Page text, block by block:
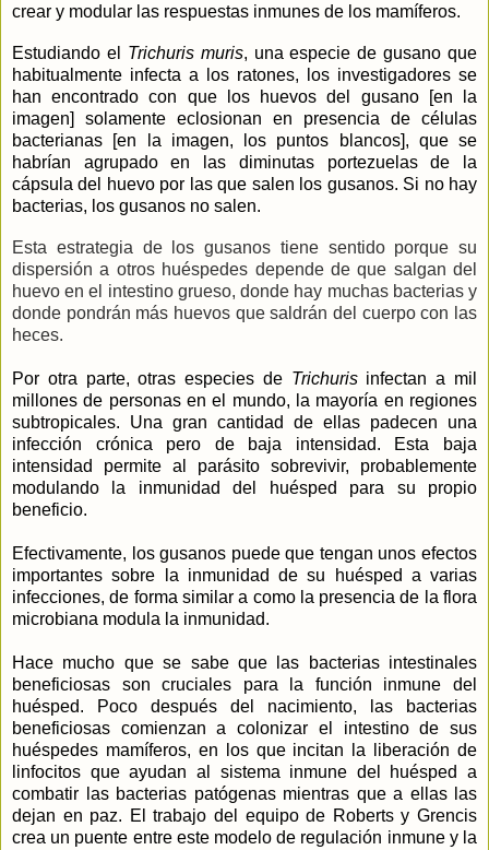
crear y modular las respuestas inmunes de los mamíferos.
Estudiando el Trichuris muris, una especie de gusano que
habitualmente infecta a los ratones, los investigadores se
han encontrado con que los huevos del gusano [en la
imagen] solamente eclosionan en presencia de células
bacterianas [en la imagen, los puntos blancos], que se
habrían agrupado en las diminutas portezuelas de la
cápsula del huevo por las que salen los gusanos. Si no hay
bacterias, los gusanos no salen.
Esta estrategia de los gusanos tiene sentido porque su
dispersión a otros huéspedes depende de que salgan del
huevo en el intestino grueso, donde hay muchas bacterias y
donde pondrán más huevos que saldrán del cuerpo con las
heces.
Por otra parte, otras especies de Trichurisinfectan a mil
millones de personas en el mundo, la mayoría en regiones
subtropicales. Una gran cantidad de ellas padecen una
infección crónica pero de baja intensidad. Esta baja
intensidad permite al parásito sobrevivir, probablemente
modulando la inmunidad del huésped para su propio
beneficio.
Efectivamente, los gusanos puede que tengan unos efectos
importantes sobre la inmunidad de su huésped a varias
infecciones, de forma similar a como la presencia de la flora
microbiana modula la inmunidad.
Hace mucho que se sabe que las bacterias intestinales
beneficiosas son cruciales para la función inmune del
huésped. Poco después del nacimiento, las bacterias
beneficiosas comienzan a colonizar el intestino de sus
huéspedes mamíferos, en los que incitan la liberación de
linfocitos que ayudan al sistema inmune del huésped a
combatir las bacterias patógenas mientras que a ellas las
dejan en paz. El trabajo del equipo de Roberts y Grencis
crea un puente entre este modelo de regulación inmune y la